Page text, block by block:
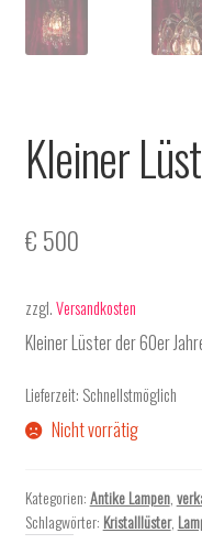
Kleiner
€ 500
zzgl.Versandkosten
Kleiner Lüster der 60er
Lieferzeit: Schnellstmöglich
Nicht vorrätig
Kategorien:Antike Lampen,
Schlagwörter: Kristalllüster,